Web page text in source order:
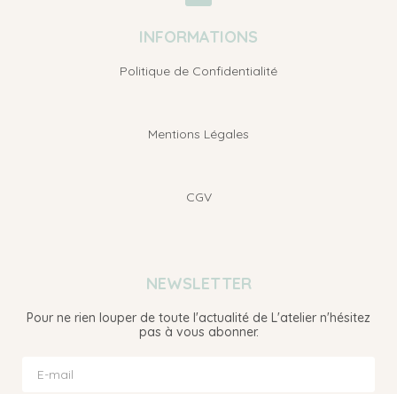
INFORMATIONS
Politique de Confidentialité
Mentions Légales
CGV
NEWSLETTER
Pour ne rien louper de toute l'actualité de L'atelier n'hésitez
pas à vous abonner.